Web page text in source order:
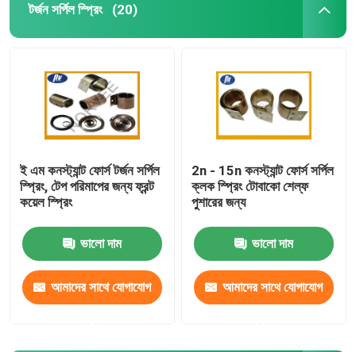
টর্জন সর্পিল স্প্রিং (20)
ই এম কনস্ট্যান্ট ফোর্স টর্জন সর্পিল
স্প্রিং, টেপ পরিমাপের জন্য ফ্রন্ট
কয়েল স্প্রিং
ভালো দাম
আমাদের সাথে যোগাযোগ
2n - 15n কনস্ট্যান্ট ফোর্স সর্পিল
ক্লক স্প্রিং টোবাকো শেল্ফ
পুশারের জন্য
ভালো দাম
আমাদের সাথে যোগাযোগ